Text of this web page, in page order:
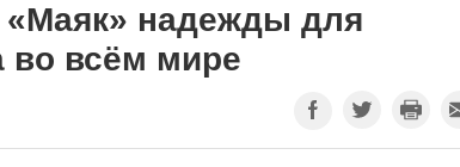
«Маяк» надежды для
во всём мире